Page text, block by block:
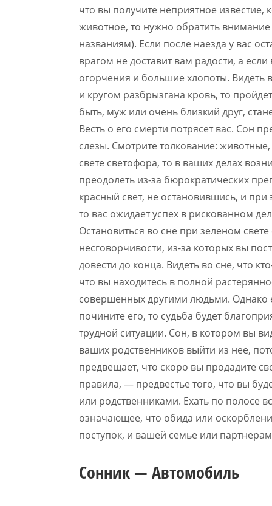
что вы получите неприятное известие,
животное, то нужно обратить
названиям). Если после наезда у вас
врагом не доставит вам радости, а
огорчения и большие хлопоты. Видеть
и кругом разбрызгана кровь, то
быть, муж или очень близкий друг,
Весть о его смерти потрясет вас. Сон
слезы. Смотрите толкование:
свете светофора, то в ваших делах
преодолеть из-за бюрократических
красный свет, не остановившись, и
то вас ожидает успех в рискованном
Остановиться во сне при зеленом
несговорчивости, из-за которых вы
довести до конца. Видеть во сне, что
что вы находитесь в полной
совершенных другими людьми. Однако
почините его, то судьба будет
трудной ситуации. Сон, в котором вы
ваших родственников выйти из нее,
предвещает, что скоро вы продадите
правила, — предвестье того, что вы
или родственниками. Ехать по полосе
означающее, что обида или
поступок, и вашей семье или
Сонник — Автомобиль